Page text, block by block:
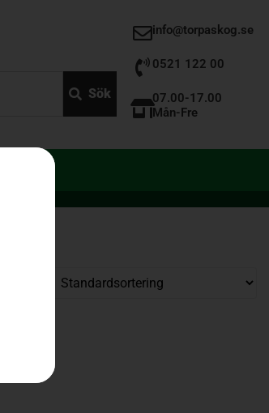
Sök
info@torpaskog.se
0521 122 00
07.00-17.00
Mån-Fre